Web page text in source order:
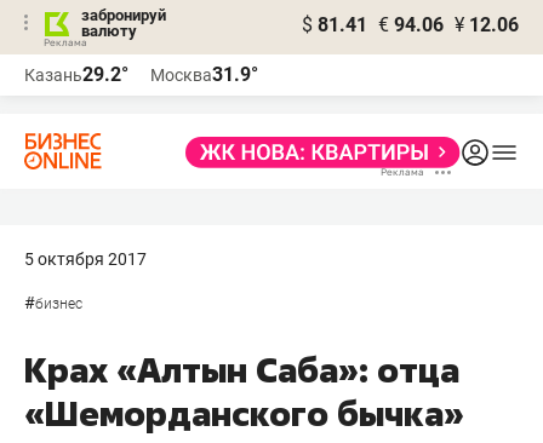
забронируй
валюту
$ 81.41 € 94.06 ¥ 12.06
Казань29.2° Москва31.9°
5 октября 2017
#бизнес
Крах «Алтын Саба»: отца
«Шеморданского бычка»